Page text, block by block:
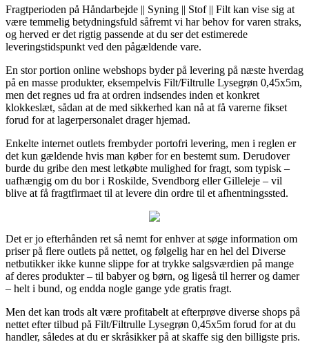
Fragtperioden på Håndarbejde || Syning || Stof || Filt kan vise sig at
være temmelig betydningsfuld såfremt vi har behov for varen straks,
og herved er det rigtig passende at du ser det estimerede
leveringstidspunkt ved den pågældende vare.
En stor portion online webshops byder på levering på næste hverdag
på en masse produkter, eksempelvis Filt/Filtrulle Lysegrøn 0,45x5m,
men det regnes ud fra at ordren indsendes inden et konkret
klokkeslæt, sådan at de med sikkerhed kan nå at få varerne fikset
forud for at lagerpersonalet drager hjemad.
Enkelte internet outlets frembyder portofri levering, men i reglen er
det kun gældende hvis man køber for en bestemt sum. Derudover
burde du gribe den mest letkøbte mulighed for fragt, som typisk –
uafhængig om du bor i Roskilde, Svendborg eller Gilleleje – vil
blive at få fragtfirmaet til at levere din ordre til et afhentningssted.
Det er jo efterhånden ret så nemt for enhver at søge information om
priser på flere outlets på nettet, og følgelig har en hel del Diverse
netbutikker ikke kunne slippe for at trykke salgsværdien på mange
af deres produkter – til babyer og børn, og ligeså til herrer og damer
– helt i bund, og endda nogle gange yde gratis fragt.
Men det kan trods alt være profitabelt at efterprøve diverse shops på
nettet efter tilbud på Filt/Filtrulle Lysegrøn 0,45x5m forud for at du
handler, således at du er skråsikker på at skaffe sig den billigste pris.